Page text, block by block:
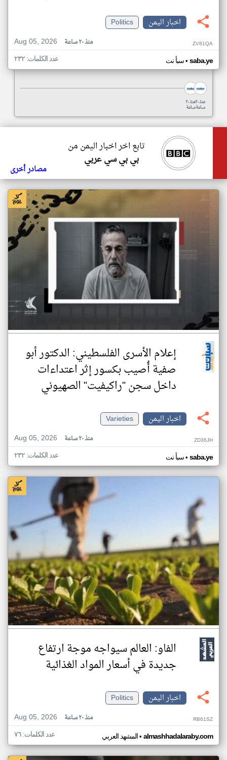
اخبار اليمن
Politics
Aug 05, 2026
منذ ٢٠ ساعة ZV81QA
سبأ نت• saba.ye عدد الكلمات: ٢٣٢
منذ ٢٠
ساعة
منذ ٢٠
ساعة
تابع اخر اخبار اليمن من
بي بي سي عربي
مصادر أخرى
إعلام الأسرى الفلسطيني: الدكتور أبو
صفية أُصيب بكسور إثر اعتداءات
داخل سجن "راكيفيت" الصهيوني
اخبار اليمن
Varieties
Aug 05, 2026
منذ ٢٠ ساعة ZD36JH
سبأ نت• saba.ye عدد الكلمات: ٢٣٢
الفاو: العالم سيواجه موجة ارتفاع
جديدة في أسعار المواد الغذائية
اخبار اليمن
Politics
Aug 05, 2026
منذ ٢٠ ساعة RB61SZ
المشهد العربي• almashhadalaraby.com عدد الكلمات: ٧٦